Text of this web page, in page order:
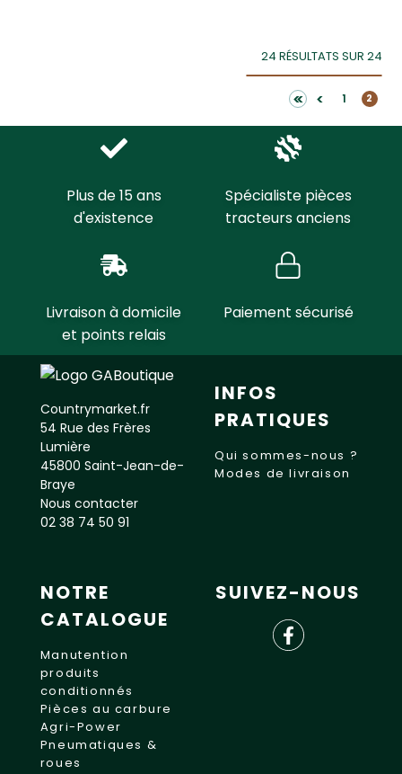
24 RÉSULTATS SUR 24
<< < 1 2
Plus de 15 ans
d'existence
Spécialiste pièces
tracteurs anciens
Livraison à domicile
et points relais
Paiement sécurisé
Countrymarket.fr
54 Rue des Frères
Lumière
45800 Saint-Jean-de-
Braye
Nous contacter
02 38 74 50 91
INFOS
PRATIQUES
Qui sommes-nous ?
Modes de livraison
NOTRE
CATALOGUE
Manutention
produits
conditionnés
Pièces au carbure
Agri-Power
Pneumatiques &
roues
SUIVEZ-NOUS